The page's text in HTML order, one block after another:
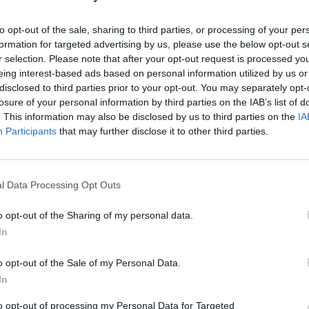
opt-out of the sale, sharing to third parties, or processing of your
for targeted advertising by us, please use the below opt-out
selection. Please note that after your opt-out request is processed
interest-based ads based on personal information utilized by us
to third parties prior to your opt-out. You may separately
of your personal information by third parties on the IAB’s list of
This information may also be disclosed by us to third parties on the
Participants that may further disclose it to other third parties.
Data Processing Opt Outs
opt-out of the Sharing of my personal data.
opt-out of the Sale of my Personal Data.
opt-out of processing my Personal Data for Targeted
kokia suma šiuo metu gali būti
konkretūs tikslai, pavyzdžiui, vestuvės,
sveikatos stiprinimas. Aiškūs
geriausią sprendimą“, –
„Kreda“ administracijos vadovė.
santaupų laikymas namuose yra ir
kurie laikomi namuose, tiesiog
reikmėms, todėl svarbu
santaupų, kad nekiltų noras jų išleisti.
vagysčių, nelaimingų atsitikimų
kad žmonės dažnai keičia pinigų
kur jie yra.